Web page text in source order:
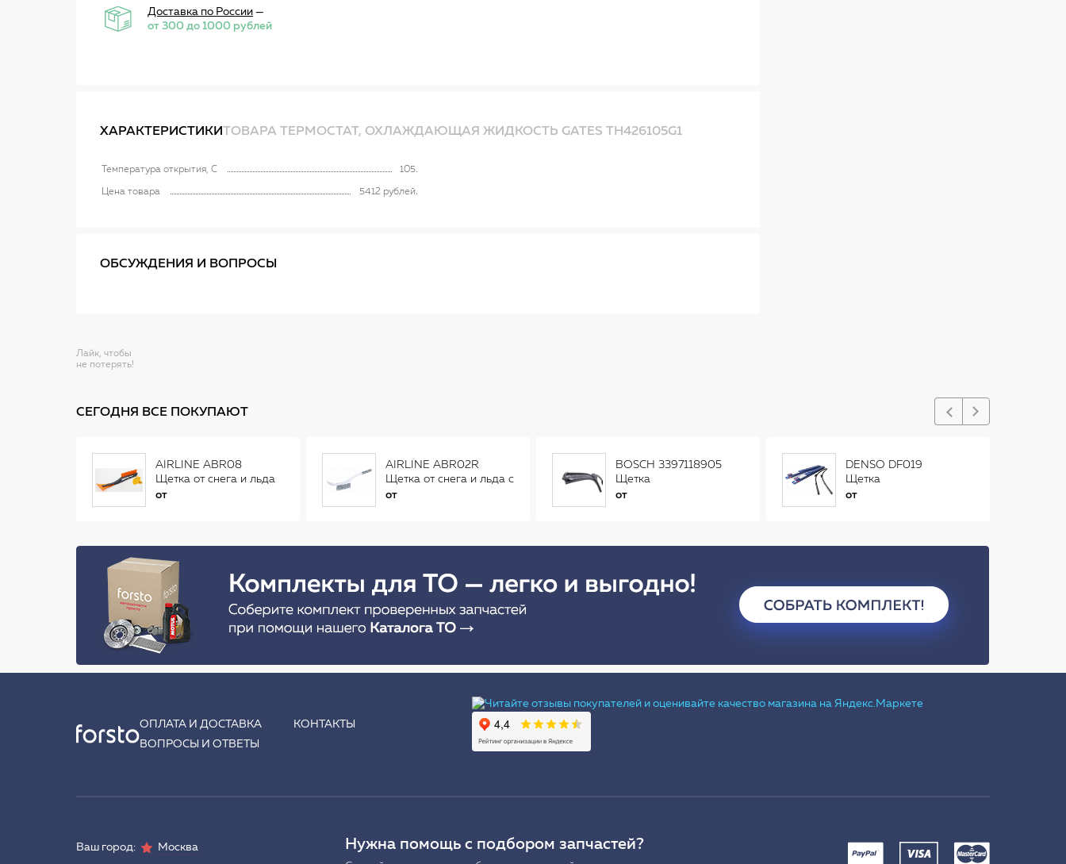
Доставка по России —
от 300 до 1000 рублей
ХАРАКТЕРИСТИКИТОВАРА ТЕРМОСТАТ, ОХЛАЖДАЮЩАЯ ЖИДКОСТЬ GATES TH426105G1
Температура открытия, C 105
Цена товара 5412 рублей
ОБСУЖДЕНИЯ И ВОПРОСЫ
Лайк, чтобы
не потерять!
СЕГОДНЯ ВСЕ ПОКУПАЮТ
AIRLINE ABR08
Щетка от снега и льда
(34 см)
от
AIRLINE ABR02R
Щетка от снега и льда с
распушенной щетиной
от
BOSCH 3397118905
Щетка
стеклоочистителя
от
DENSO DF019
Щетка
стеклоочистителя
от
ОПЛАТА И ДОСТАВКА
КОНТАКТЫ
ВОПРОСЫ И ОТВЕТЫ
Ваш город: Москва Нужна помощь с подбором запчастей?